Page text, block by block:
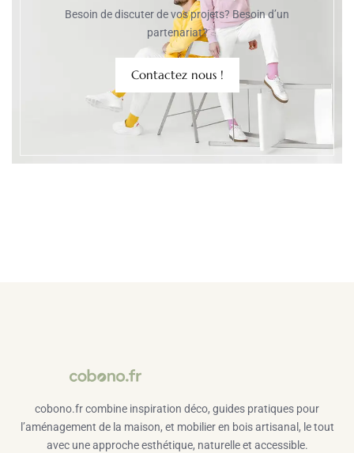
Besoin de discuter de vos projets? Besoin d’un
partenariat?
Contactez nous !
cobono.fr combine inspiration déco, guides pratiques pour
l’aménagement de la maison, et mobilier en bois artisanal, le tout
avec une approche esthétique, naturelle et accessible.